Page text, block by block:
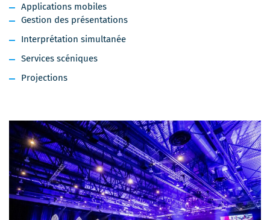
Applications mobiles
Gestion des présentations
Interprétation simultanée
Services scéniques
Projections